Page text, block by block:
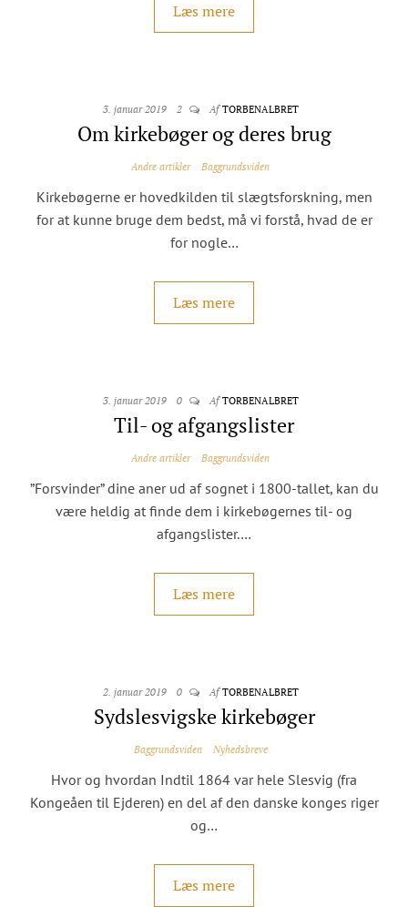
Læs mere
3. januar 2019 2 Af TORBENALBRET
Om kirkebøger og deres brug
Andre artikler Baggrundsviden
Kirkebøgerne er hovedkilden til slægtsforskning, men
for at kunne bruge dem bedst, må vi forstå, hvad de er
for nogle…
Læs mere
3. januar 2019 0 Af TORBENALBRET
Til- og afgangslister
Andre artikler Baggrundsviden
”Forsvinder” dine aner ud af sognet i 1800-tallet, kan du
være heldig at finde dem i kirkebøgernes til- og
afgangslister.…
Læs mere
2. januar 2019 0 Af TORBENALBRET
Sydslesvigske kirkebøger
Baggrundsviden Nyhedsbreve
Hvor og hvordan Indtil 1864 var hele Slesvig (fra
Kongeåen til Ejderen) en del af den danske konges riger
og…
Læs mere